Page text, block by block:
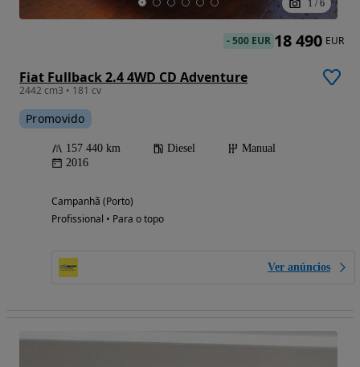
1 / 6
Fiat Fullback 2.4 4WD CD Adventure
2442 cm3 • 181 cv
Promovido
157 440 km Diesel
Manual
2016
Campanhã (Porto)
Profissional • Para o topo
Ver anúncios
-500 EUR 18 490 EUR